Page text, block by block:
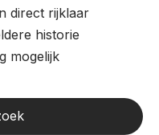
direct rijklaar
historie
mogelijk